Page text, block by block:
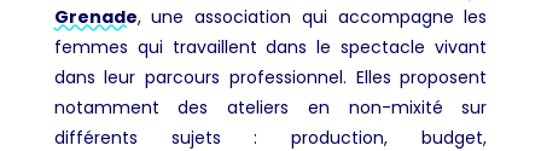
Grenade, une association qui accompagne les
femmes qui travaillent dans le spectacle vivant
dans leur parcours professionnel. Elles proposent
notamment des ateliers en non-mixité sur
différents sujets : production, budget,